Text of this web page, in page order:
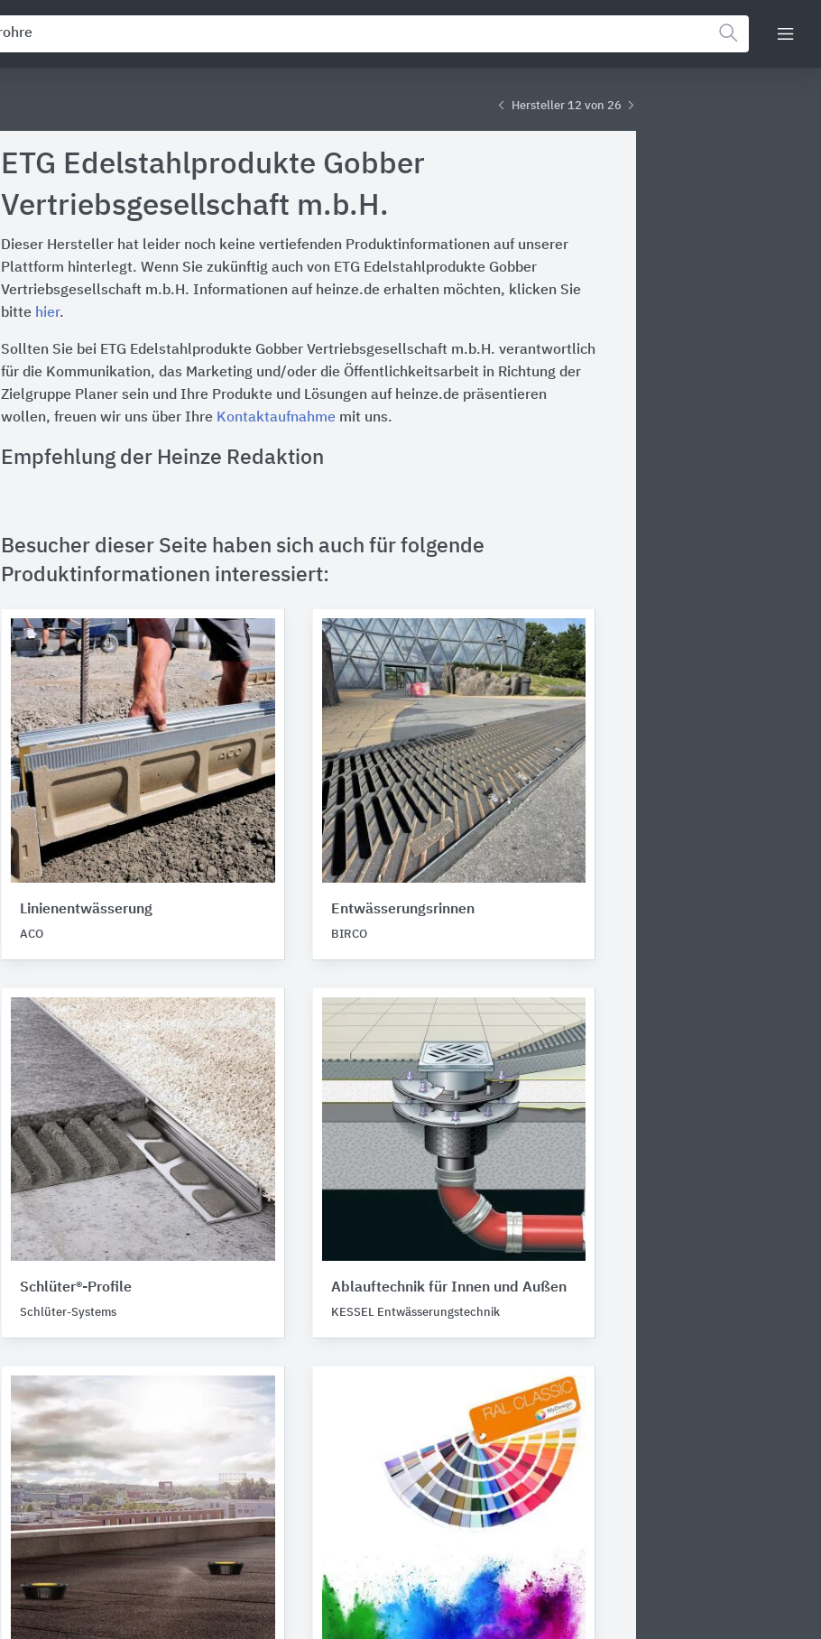
Hersteller 12 von 26
ETG Edelstahlprodukte Gobber
Vertriebsgesellschaft m.b.H.
Dieser Hersteller hat leider noch keine vertiefenden Produktinformationen auf unserer
Plattform hinterlegt. Wenn Sie zukünftig auch von ETG Edelstahlprodukte Gobber
Vertriebsgesellschaft m.b.H. Informationen auf heinze.de erhalten möchten, klicken Sie
bitte hier.
Sollten Sie bei ETG Edelstahlprodukte Gobber Vertriebsgesellschaft m.b.H. verantwortlich
für die Kommunikation, das Marketing und/oder die Öffentlichkeitsarbeit in Richtung der
Zielgruppe Planer sein und Ihre Produkte und Lösungen auf heinze.de präsentieren
wollen, freuen wir uns über Ihre Kontaktaufnahme mit uns.
Empfehlung der Heinze Redaktion
Besucher dieser Seite haben sich auch für folgende
Produktinformationen interessiert:
Linienentwässerung
ACO
Entwässerungsrinnen
BIRCO
Schlüter®-Profile
Schlüter-Systems
Ablauftechnik für Innen und Außen
KESSEL Entwässerungstechnik